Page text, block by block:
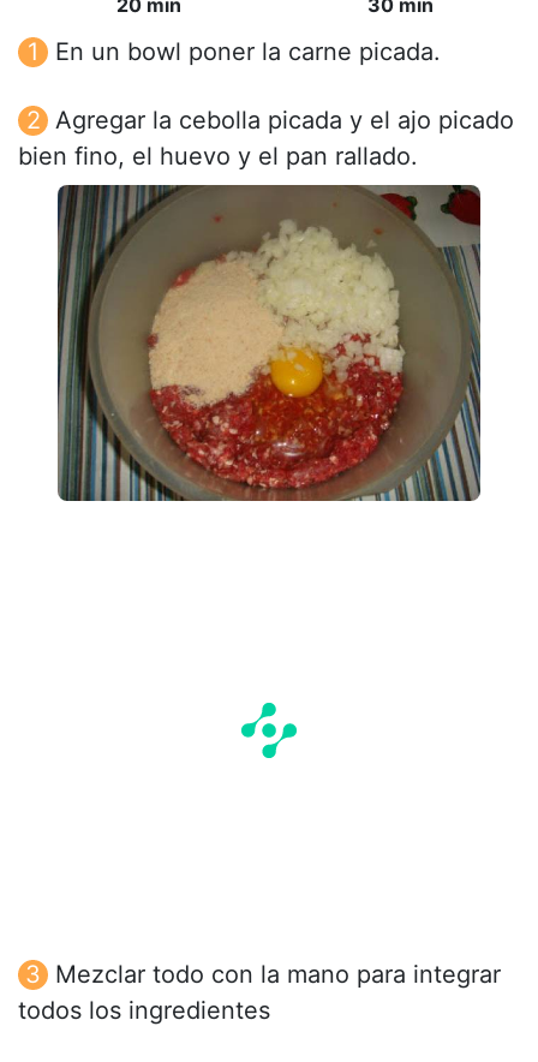
20 min 30 min
En un bowl poner la carne picada.
Agregar la cebolla picada y el ajo picado
bien fino, el huevo y el pan rallado.
Mezclar todo con la mano para integrar
todos los ingredientes